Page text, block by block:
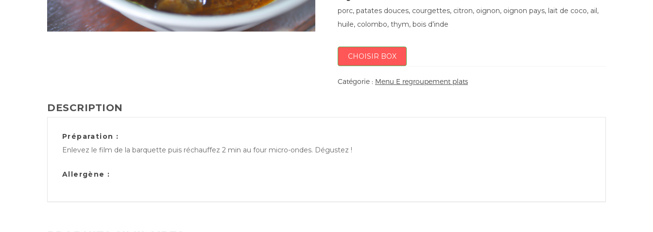
porc, patates douces, courgettes, citron, oignon, oignon pays, lait de coco, ail,
huile, colombo, thym, bois d’inde
CHOISIR BOX
Catégorie : Menu E regroupement plats
DESCRIPTION
Préparation :
Enlevez le film de la barquette puis réchauffez 2 min au four micro-ondes. Dégustez !
Allergène :